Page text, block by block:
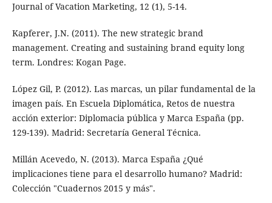
Journal of Vacation Marketing, 12 (1), 5-14.
Kapferer, J.N. (2011). The new strategic brand
management. Creating and sustaining brand equity long
term. Londres: Kogan Page.
López Gil, P. (2012). Las marcas, un pilar fundamental de la
imagen país. En Escuela Diplomática, Retos de nuestra
acción exterior: Diplomacia pública y Marca España (pp.
129-139). Madrid: Secretaría General Técnica.
Millán Acevedo, N. (2013). Marca España ¿Qué
implicaciones tiene para el desarrollo humano? Madrid:
Colección "Cuadernos 2015 y más".